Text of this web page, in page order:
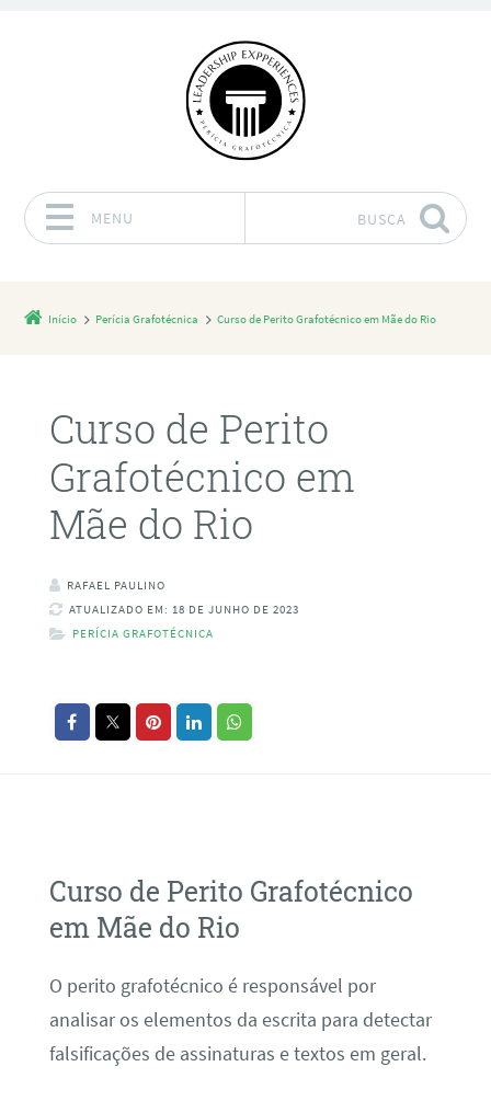
MENU BUSCA
Início Perícia Grafotécnica Curso de Perito Grafotécnico em Mãe do Rio
Curso de Perito
Grafotécnico em
Mãe do Rio
RAFAEL PAULINO
ATUALIZADO EM: 18 DE JUNHO DE 2023
PERÍCIA GRAFOTÉCNICA
Curso de Perito Grafotécnico
em Mãe do Rio
O perito grafotécnico é responsável por
analisar os elementos da escrita para detectar
falsificações de assinaturas e textos em geral.